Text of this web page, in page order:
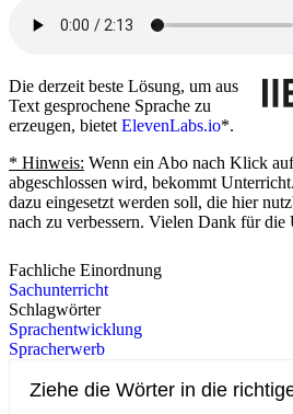
Die derzeit beste Lösung, um aus
Text gesprochene Sprache zu
erzeugen, bietet ElevenLabs.io*.
* Hinweis: Wenn ein Abo nach Klick
abgeschlossen wird, bekommt
dazu eingesetzt werden soll, die hier
nach zu verbessern. Vielen Dank für die
Fachliche Einordnung
Sachunterricht
Schlagwörter
Sprachentwicklung
Spracherwerb